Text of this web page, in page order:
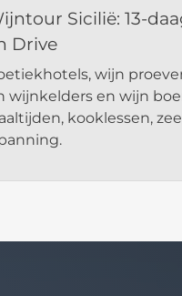
Sicilië: 13-
Drive
wijn
wijnkelders en wijn
kooklessen,